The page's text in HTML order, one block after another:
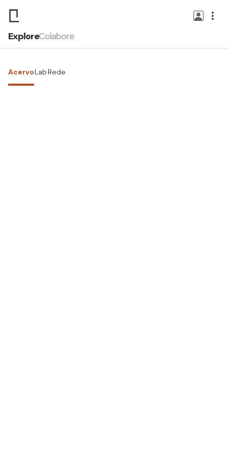
ExploreColabore
AcervoLab Rede